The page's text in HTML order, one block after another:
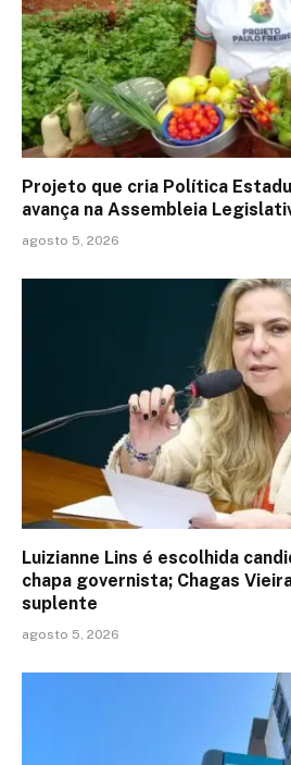
Projeto que cria Política
avança na Assembleia
agosto 5, 2026
Luizianne Lins é escolhida
chapa governista; Chagas
suplente
agosto 5, 2026